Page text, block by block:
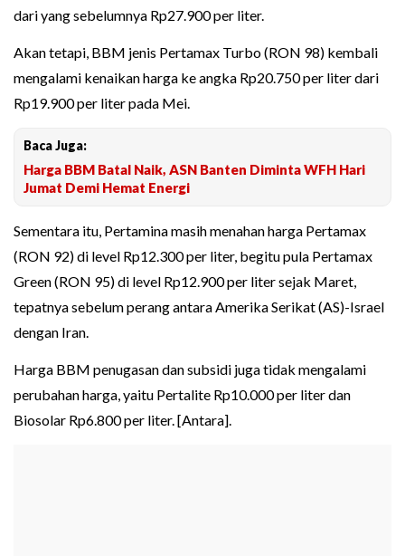
dari yang sebelumnya Rp27.900 per liter.
Akan tetapi, BBM jenis Pertamax Turbo (RON 98) kembali
mengalami kenaikan harga ke angka Rp20.750 per liter dari
Rp19.900 per liter pada Mei.
Baca Juga:
Harga BBM Batal Naik, ASN Banten Diminta WFH Hari
Jumat Demi Hemat Energi
Sementara itu, Pertamina masih menahan harga Pertamax
(RON 92) di level Rp12.300 per liter, begitu pula Pertamax
Green (RON 95) di level Rp12.900 per liter sejak Maret,
tepatnya sebelum perang antara Amerika Serikat (AS)-Israel
dengan Iran.
Harga BBM penugasan dan subsidi juga tidak mengalami
perubahan harga, yaitu Pertalite Rp10.000 per liter dan
Biosolar Rp6.800 per liter. [Antara].